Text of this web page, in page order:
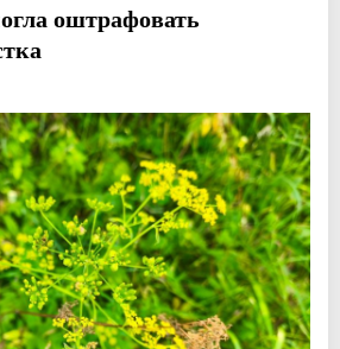
оштрафовать